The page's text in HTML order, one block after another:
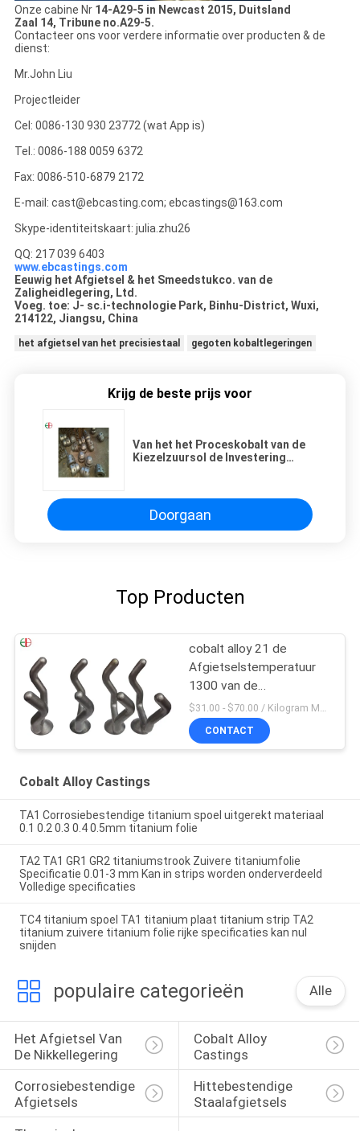
Onze cabine Nr 14-A29-5 in Newcast 2015, Duitsland
Zaal 14, Tribune no.A29-5.
Contacteer ons voor verdere informatie over producten & de
dienst:
Mr.John Liu
Projectleider
Cel: 0086-130 930 23772 (wat App is)
Tel.: 0086-188 0059 6372
Fax: 0086-510-6879 2172
E-mail: cast@ebcasting.com; ebcastings@163.com
Skype-identiteitskaart: julia.zhu26
QQ: 217 039 6403
www.ebcastings.com
Eeuwig het Afgietsel & het Smeedstukco. van de
Zaligheidlegering, Ltd.
Voeg. toe: J- sc.i-technologie Park, Binhu-District, Wuxi,
214122, Jiangsu, China
het afgietsel van het precisiestaal gegoten kobaltlegeringen
Krijg de beste prijs voor
Van het het Proceskobalt van de
Kiezelzuursol de Investering
cobalt alloy6B EB26043 van
Squiggle
Doorgaan
Top Producten
cobalt alloy 21 de
Afgietselstemperatuur
1300 van de
Kobaltlegering voor
Poedermetallurgie
CONTACT
Cobalt Alloy Castings
TA1 Corrosiebestendige titanium spoel uitgerekt materiaal
0.1 0.2 0.3 0.4 0.5mm titanium folie
TA2 TA1 GR1 GR2 titaniumstrook Zuivere titaniumfolie
Specificatie 0.01-3 mm Kan in strips worden onderverdeeld
Volledige specificaties
TC4 titanium spoel TA1 titanium plaat titanium strip TA2
titanium zuivere titanium folie rijke specificaties kan nul
snijden
populaire categorieën Alle
Het Afgietsel Van
De Nikkellegering
Cobalt Alloy
Castings
Corrosiebestendige
Afgietsels
Hittebestendige
Staalafgietsels